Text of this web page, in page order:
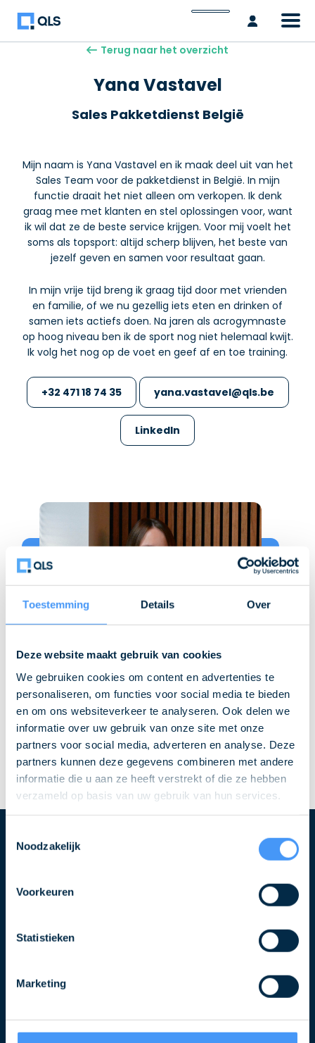
Toestemming Details Over
Deze website maakt gebruik van cookies
We gebruiken cookies om content en advertenties te
personaliseren, om functies voor social media te bieden
en om ons websiteverkeer te analyseren. Ook delen we
informatie over uw gebruik van onze site met onze
partners voor social media, adverteren en analyse. Deze
partners kunnen deze gegevens combineren met andere
informatie die u aan ze heeft verstrekt of die ze hebben
verzameld op basis van uw gebruik van hun services.
Noodzakelijk
Voorkeuren
Statistieken
Marketing
Terug naar het overzicht
Yana Vastavel
Sales Pakketdienst België
Mijn naam is Yana Vastavel en ik maak deel uit van het
Sales Team voor de pakketdienst in België. In mijn
functie draait het niet alleen om verkopen. Ik denk
graag mee met klanten en stel oplossingen voor, want
ik wil dat ze de beste service krijgen. Voor mij voelt het
soms als topsport: altijd scherp blijven, het beste van
jezelf geven en samen voor resultaat gaan.
In mijn vrije tijd breng ik graag tijd door met vrienden
en familie, of we nu gezellig iets eten en drinken of
samen iets actiefs doen. Na jaren als acrogymnaste
op hoog niveau ben ik de sport nog niet helemaal kwijt.
Ik volg het nog op de voet en geef af en toe training.
+32 471 18 74 35 yana.vastavel@qls.be
LinkedIn
Blijf op de hoogte over QLS
Schrijf u in voor de nieuwsbrief
mailadres